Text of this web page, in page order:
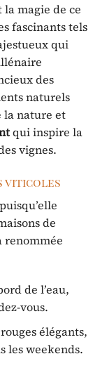
magie de ce
fascinants tels
qui
des
naturels
la nature et
qui inspire la
vignes.
viticoles
de
renommée
de l’eau,
vous.
élégants,
les weekends.